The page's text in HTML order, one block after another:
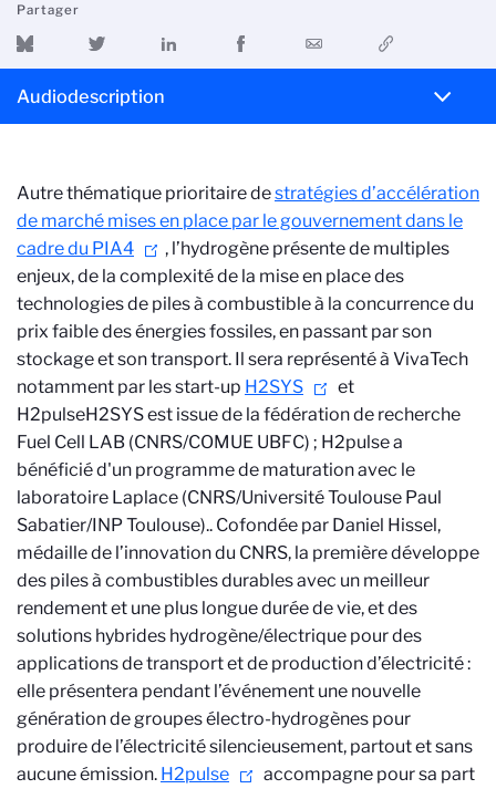
Partager
Audiodescription
Autre thématique prioritaire destratégies d’accélération
de marché mises en place par le gouvernement dans le
cadre du PIA4
, l’hydrogène présente de multiples
enjeux, de la complexité de la mise en place des
technologies de piles à combustible à la concurrence du
prix faible des énergies fossiles, en passant par son
stockage et son transport. Il sera représenté à VivaTech
notamment par les start-up H2SYS
et
H2pulseH2SYS est issue de la fédération de recherche
Fuel Cell LAB (CNRS/COMUE UBFC) ; H2pulse a
bénéficié d'un programme de maturation avec le
laboratoire Laplace (CNRS/Université Toulouse Paul
Sabatier/INP Toulouse).. Cofondée par Daniel Hissel,
médaille de l’innovation du CNRS, la première développe
des piles à combustibles durables avec un meilleur
rendement et une plus longue durée de vie, et des
solutions hybrides hydrogène/électrique pour des
applications de transport et de production d’électricité :
elle présentera pendant l’événement une nouvelle
génération de groupes électro-hydrogènes pour
produire de l’électricité silencieusement, partout et sans
aucune émission. H2pulse
accompagne pour sa part